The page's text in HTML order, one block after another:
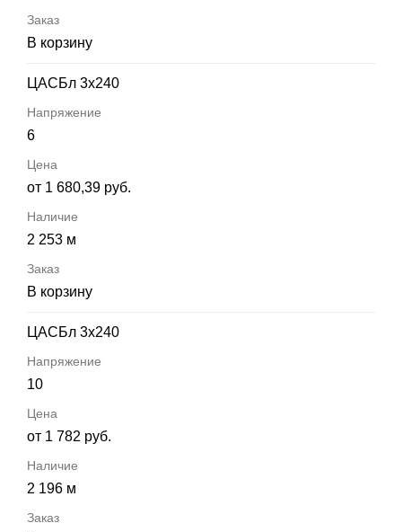
В корзину
ЦАСБл 3х240
6
от 1 680,39 руб.
2 253 м
В корзину
ЦАСБл 3х240
10
от 1 782 руб.
2 196 м